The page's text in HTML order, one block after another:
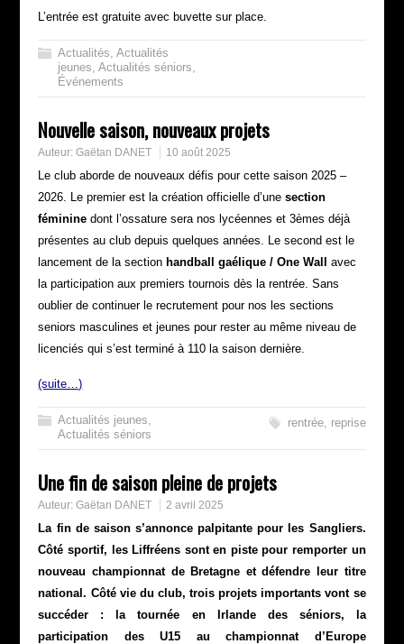
L’entrée est gratuite avec buvette sur place.
Actualités,Actualités
jeunes,Actualités séniors,
Événements
Nouvelle saison, nouveaux projets
Auteur:Gaëtan DANET 10 août 2025
Le club aborde de nouveaux défis pour cette saison 2025 –
2026. Le premier est la création officielle d’unesection
féminine dont l’ossature sera nos lycéennes et 3èmes déjà
présentes au club depuis quelques années. Le second est le
lancement de la section handball gaélique / One Wall
avec
la participation aux premiers tournois dès la rentrée. Sans
oublier de continuer le recrutement pour nos les sections
seniors masculines et jeunes pour rester au même niveau de
licenciés qui s’est terminé à 110 la saison dernière.
(suite…)
Actualités jeunes,
Actualités séniors
rentrée, reprise
Une fin de saison pleine de projets
Auteur:Gaëtan DANET 2 avril 2025
La fin de saison s’annonce palpitante pour les Sangliers.
Côté sportif, les Liffréens sont en piste pour remporter un
nouveau championnat de Bretagne et défendre leur titre
national. Côté vie du club, trois projets importants vont se
succéder : la tournée en Irlande des séniors, la
participation des U15 au championnat d’Europe